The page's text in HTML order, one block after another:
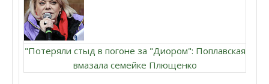
"Потеряли стыд в погоне за "Диором": Поплавская
вмазала семейке Плющенко